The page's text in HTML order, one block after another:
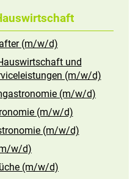
(m/w/d)
und
(m/w/d)
(m/w/d)
(m/w/d)
(m/w/d)
w/d)
(m/w/d)